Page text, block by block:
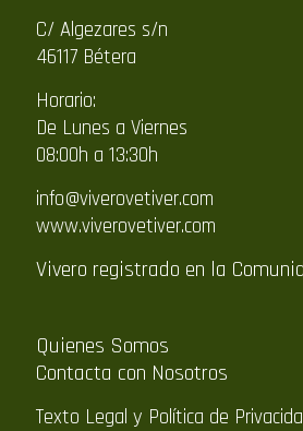
C/ Algezares s/n
46117 Bétera
Horario:
De Lunes a Viernes
08:00h a 13:30h
info@viverovetiver.com
www.viverovetiver.com
Vivero registrado en la
Quienes Somos
Contacta con Nosotros
Texto Legal y Política de